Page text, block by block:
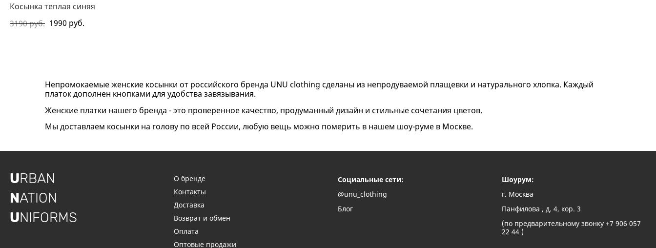
Косынка теплая синяя
3190 руб. 1990 руб.
Непромокаемые женские косынки от российского бренда UNU clothing сделаны из непродуваемой плащевки и натурального хлопка. Каждый
платок дополнен кнопками для удобства завязывания.
Женские платки нашего бренда - это проверенное качество, продуманный дизайн и стильные сочетания цветов.
Мы доставлаем косынки на голову по всей России, любую вещь можно померить в нашем шоу-руме в Москве.
URBAN
NATION
UNIFORMS
О бренде
Контакты
Доставка
Возврат и обмен
Оплата
Оптовые продажи
Социальные сети:
@unu_clothing
Блог
Шоурум:
г. Москва
Панфилова , д. 4, кор. 3
(по предварительному звонку +7 906 057
22 44 )